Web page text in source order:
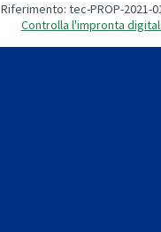
Riferimento: tec-PROP-2021-
Controlla l'impronta